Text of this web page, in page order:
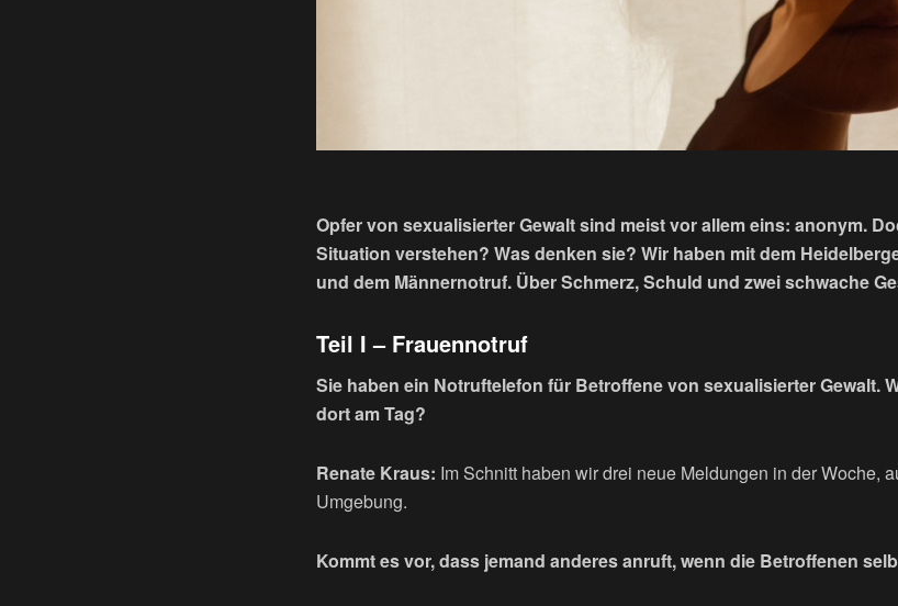
Opfer von sexualisierter Gewalt sind meist vor allem eins: anonym.
Situation verstehen? Was denken sie? Wir haben mit dem
und dem Männernotruf. Über Schmerz, Schuld und zwei schwache
Teil I – Frauennotruf
Sie haben ein Notruftelefon für Betroffene von sexualisierter Gewalt.
dort am Tag?
Renate Kraus: Im Schnitt haben wir drei neue Meldungen in der Woche,
Umgebung.
Kommt es vor, dass jemand anderes anruft, wenn die Betroffenen